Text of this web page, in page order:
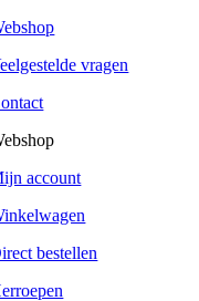
vragen
account
bestellen